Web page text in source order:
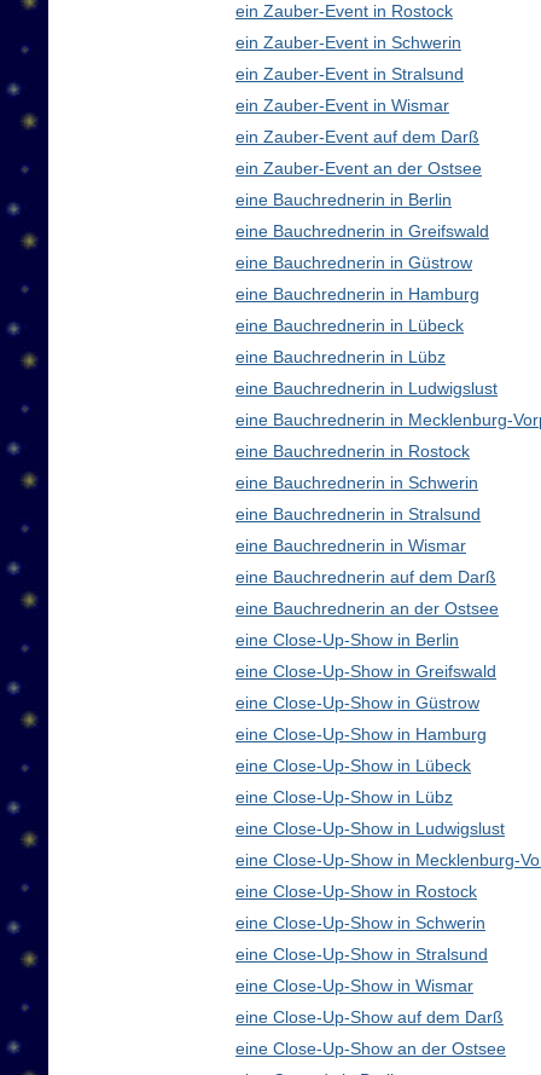
ein Zauber-Event in Rostock
ein Zauber-Event in Schwerin
ein Zauber-Event in Stralsund
ein Zauber-Event in Wismar
ein Zauber-Event auf dem Darß
ein Zauber-Event an der Ostsee
eine Bauchrednerin in Berlin
eine Bauchrednerin in Greifswald
eine Bauchrednerin in Güstrow
eine Bauchrednerin in Hamburg
eine Bauchrednerin in Lübeck
eine Bauchrednerin in Lübz
eine Bauchrednerin in Ludwigslust
eine Bauchrednerin in Mecklenburg-
eine Bauchrednerin in Rostock
eine Bauchrednerin in Schwerin
eine Bauchrednerin in Stralsund
eine Bauchrednerin in Wismar
eine Bauchrednerin auf dem Darß
eine Bauchrednerin an der Ostsee
eine Close-Up-Show in Berlin
eine Close-Up-Show in Greifswald
eine Close-Up-Show in Güstrow
eine Close-Up-Show in Hamburg
eine Close-Up-Show in Lübeck
eine Close-Up-Show in Lübz
eine Close-Up-Show in Ludwigslust
eine Close-Up-Show in Mecklenburg-
eine Close-Up-Show in Rostock
eine Close-Up-Show in Schwerin
eine Close-Up-Show in Stralsund
eine Close-Up-Show in Wismar
eine Close-Up-Show auf dem Darß
eine Close-Up-Show an der Ostsee